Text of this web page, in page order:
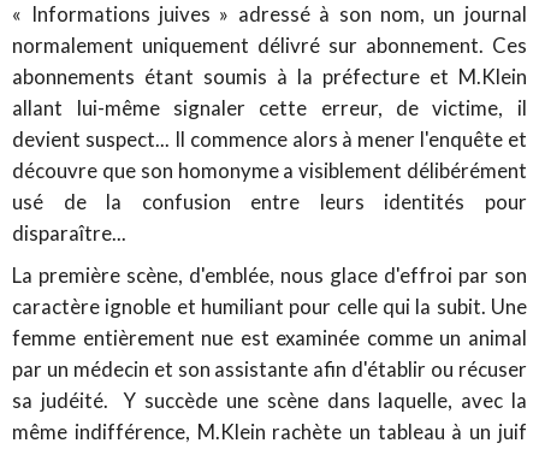
« Informations juives » adressé à son nom, un journal
normalement uniquement délivré sur abonnement. Ces
abonnements étant soumis à la préfecture et M.Klein
allant lui-même signaler cette erreur, de victime, il
devient suspect... Il commence alors à mener l'enquête et
découvre que son homonyme a visiblement délibérément
usé de la confusion entre leurs identités pour
disparaître...
La première scène, d'emblée, nous glace d'effroi par son
caractère ignoble et humiliant pour celle qui la subit. Une
femme entièrement nue est examinée comme un animal
par un médecin et son assistante afin d'établir ou récuser
sa judéité. Y succède une scène dans laquelle, avec la
même indifférence, M.Klein rachète un tableau à un juif